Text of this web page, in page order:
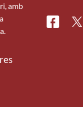
amb
Facebook